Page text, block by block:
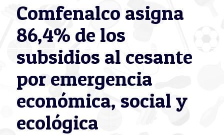
Comfenalco asigna
86,4% de los
subsidios al cesante
por emergencia
económica, social y
ecológica